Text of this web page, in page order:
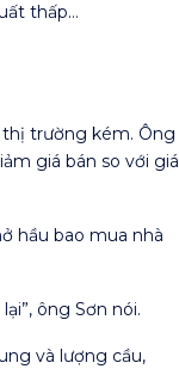
thấp…
trường kém. Ông
giá bán so với giá
hầu bao mua nhà
ông Sơn nói.
và lượng cầu,